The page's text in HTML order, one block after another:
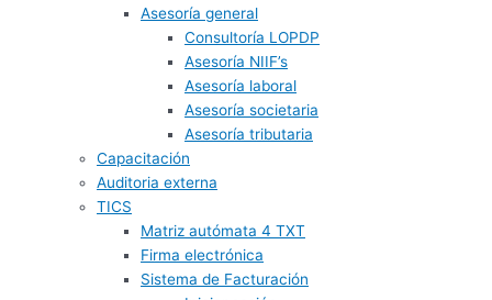
Asesoría general
Consultoría LOPDP
Asesoría NIIF’s
Asesoría laboral
Asesoría societaria
Asesoría tributaria
Capacitación
Auditoria externa
TICS
Matriz autómata 4 TXT
Firma electrónica
Sistema de Facturación